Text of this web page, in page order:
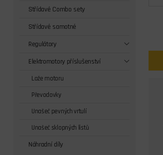
Střídavé Combo sety
Střídavé samotné
Regulátory
Elektromotory příslušenství
Lože motoru
Převodovky
Unašeč pevných vrtulí
Unašeč sklopných listů
Náhradní díly